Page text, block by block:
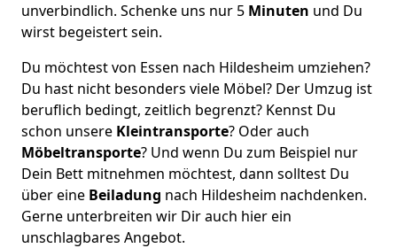
unverbindlich. Schenke uns nur 5 Minuten und Du
wirst begeistert sein.
Du möchtest von Essen nach Hildesheim umziehen?
Du hast nicht besonders viele Möbel? Der Umzug ist
beruflich bedingt, zeitlich begrenzt? Kennst Du
schon unsere Kleintransporte? Oder auch
Möbeltransporte? Und wenn Du zum Beispiel nur
Dein Bett mitnehmen möchtest, dann solltest Du
über eine Beiladung nach Hildesheim nachdenken.
Gerne unterbreiten wir Dir auch hier ein
unschlagbares Angebot.